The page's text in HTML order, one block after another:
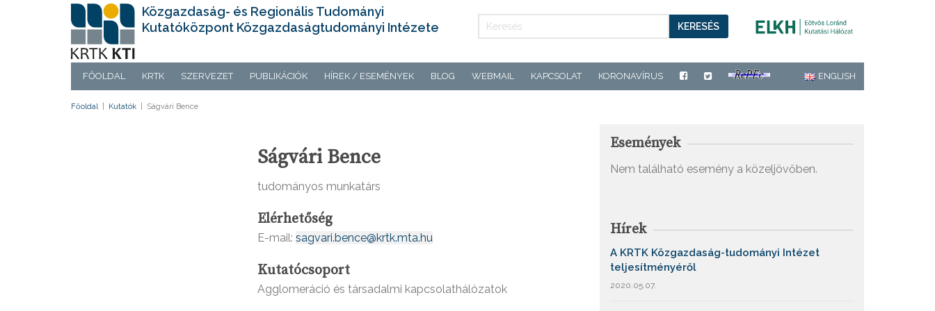
Közgazdaság- és Regionális Tudományi
Kutatóközpont Közgazdaságtudományi Intézete
KERESÉS
FŐOLDAL KRTK SZERVEZET PUBLIKÁCIÓK HÍREK / ESEMÉNYEK BLOG WEBMAIL KAPCSOLAT KORONAVÍRUS ENGLISH
Főoldal Kutatók Ságvári Bence
Ságvári Bence
tudományos munkatárs
Elérhetőség
E-mail:sagvari.bence@krtk.mta.hu
Kutatócsoport
Agglomeráció és társadalmi kapcsolathálózatok
Események
Nem található esemény a közeljövőben.
Hírek
A KRTK Közgazdaság-tudományi Intézet
teljesítményéről
2020.05.07.